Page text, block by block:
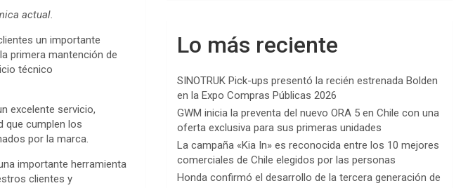
actual.
un importante
primera mantención de
técnico
excelente servicio,
que cumplen los
por la marca.
importante herramienta
clientes y
Lo más reciente
SINOTRUK Pick-ups presentó la recién estrenada Bolden
en la Expo Compras Públicas 2026
GWM inicia la preventa del nuevo ORA 5 en Chile con una
oferta exclusiva para sus primeras unidades
La campaña «Kia In» es reconocida entre los 10 mejores
comerciales de Chile elegidos por las personas
Honda confirmó el desarrollo de la tercera generación de